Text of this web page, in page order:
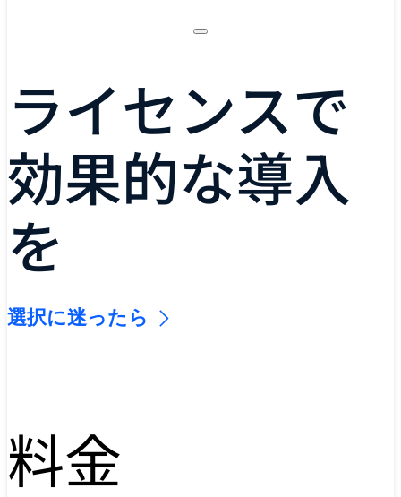
ライセンスで
効果的な導入
を
選択に迷ったら
料金